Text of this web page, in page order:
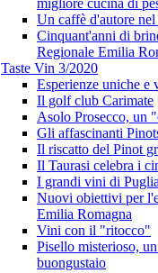
migliore cucina di
Un caffè d'autore
Cinquant'anni di
Regionale Emilia
Taste Vin 3/2020
Esperienze uniche e
Il golf club Carimate
Asolo Prosecco, un
Gli affascinanti
Il riscatto del Pinot
Il Taurasi celebra i
I grandi vini di Puglia
Nuovi obiettivi per
Emilia Romagna
Vini con il "ritocco"
Pisello misterioso,
buongustaio